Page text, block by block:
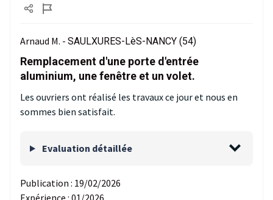
Arnaud M. - SAULXURES-LèS-NANCY (54)
Remplacement d'une porte d'entrée
aluminium, une fenêtre et un volet.
Les ouvriers ont réalisé les travaux ce jour et nous en
sommes bien satisfait.
Evaluation détaillée
Publication : 19/02/2026
Expérience : 01/2026